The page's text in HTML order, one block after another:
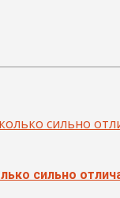
сильно